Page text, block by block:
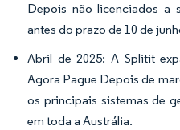
Depois não licenciados a
antes do prazo de 10 de
Abril de 2025: A Splitit
Agora Pague Depois de
os principais sistemas de
em toda a Austrália.